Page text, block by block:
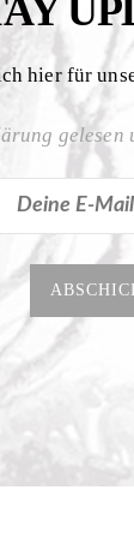
hier für
gelesen